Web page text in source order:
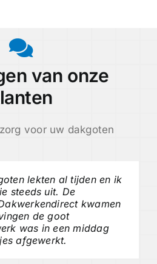
van onze
voor uw dakgoten
lekten al tijden en ik
steeds uit. De
kwamen
de goot
was in een middag
afgewerkt.